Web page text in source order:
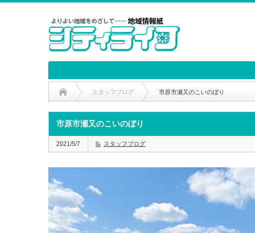
スタッフブログ 市原市瀬又のこいのぼり
市原市瀬又のこいのぼり
2021/5/7 スタッフブログ